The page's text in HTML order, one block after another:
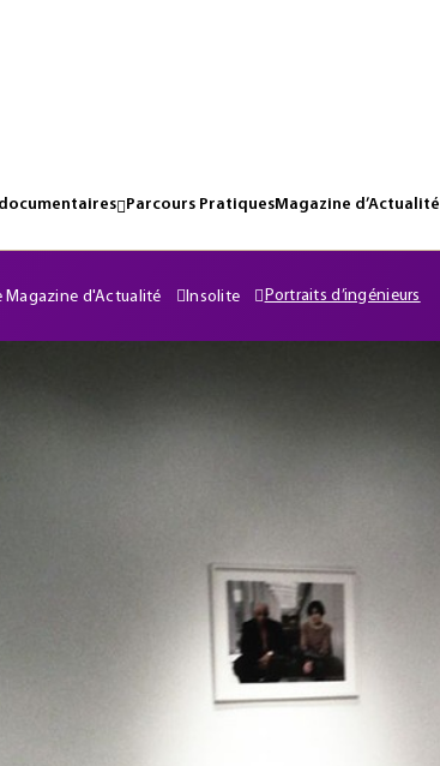
Parcours PratiquesMagazine d’Actualité
Magazine d'Actualité Insolite Portraits d’ingénieurs